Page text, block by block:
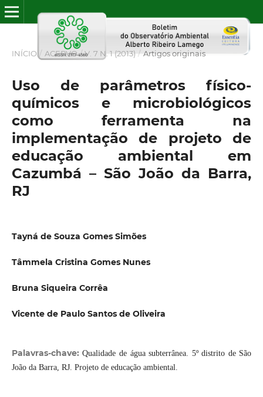
INÍCIO / ACERVO / V. 7 N. 1 (2013) / Artigos originais
Uso de parâmetros físico-
químicos e microbiológicos
como ferramenta na
implementação de projeto de
educação ambiental em
Cazumbá – São João da Barra,
RJ
Tayná de Souza Gomes Simões
Tâmmela Cristina Gomes Nunes
Bruna Siqueira Corrêa
Vicente de Paulo Santos de Oliveira
Palavras-chave:Qualidade de água subterrânea. 5º distrito de São
João da Barra, RJ. Projeto de educação ambiental.